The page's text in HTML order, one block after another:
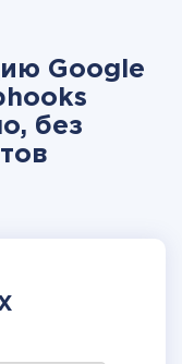
Google
без